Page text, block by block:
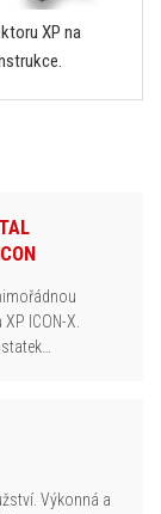
XP na
ICON-X.
Výkonná a